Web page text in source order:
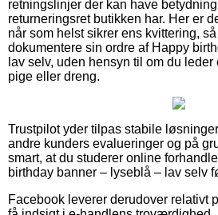
retningslinjer der kan have
returneringsret butikken har. Her er
når som helst sikrer ens kvittering,
dokumentere sin ordre af Happy
lav selv, uden hensyn til om du leder
pige eller dreng.
Trustpilot yder tilpas stabile
andre kunders evalueringer og på
smart, at du studerer online
birthday banner – lyseblå – lav selv
Facebook leverer derudover relativt